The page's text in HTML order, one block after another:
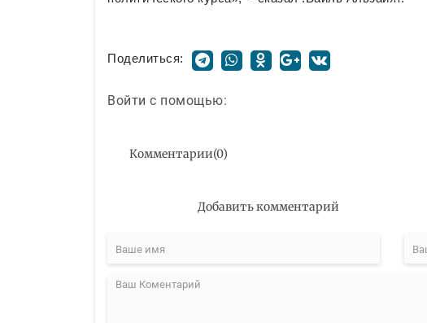
Поделиться:
Войти с помощью:
Комментарии(0)
Добавить комментарий